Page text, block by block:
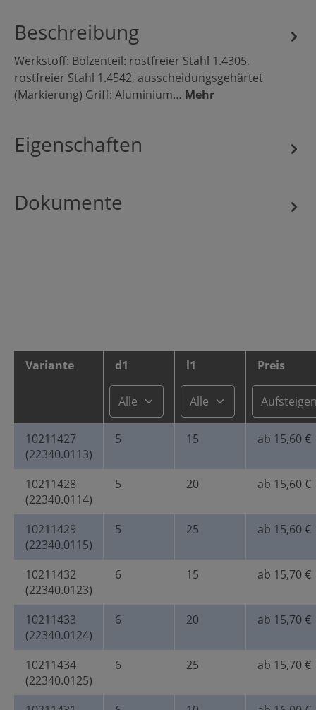
Beschreibung
Werkstoff: Bolzenteil: rostfreier Stahl 1.4305,
rostfreier Stahl 1.4542, ausscheidungsgehärtet
(Markierung) Griff: Aluminium… Mehr
Eigenschaften
Dokumente
Variante d1 l1 Preis
10211427
(22340.0113)
5 15 ab 15,60 €
10211428
(22340.0114)
5 20 ab 15,60 €
10211429
(22340.0115)
5 25 ab 15,60 €
10211432
(22340.0123)
6 15 ab 15,70 €
10211433
(22340.0124)
6 20 ab 15,70 €
10211434
(22340.0125)
6 25 ab 15,70 €